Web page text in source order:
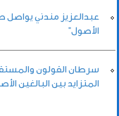
عبدالعزيز مندني يواصل
الأصول”
سرطان القولون
المتزايد بين البالغين